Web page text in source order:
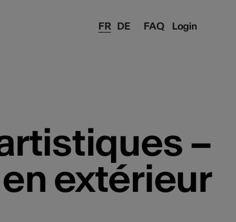
FAQ Login
FR DE
–
extérieur